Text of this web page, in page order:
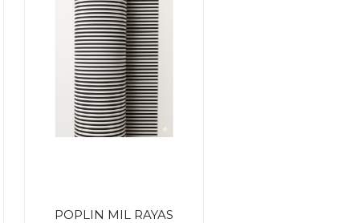
POPLIN MIL RAYAS